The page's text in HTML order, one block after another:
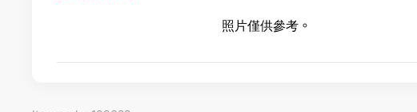
照片僅供參考。